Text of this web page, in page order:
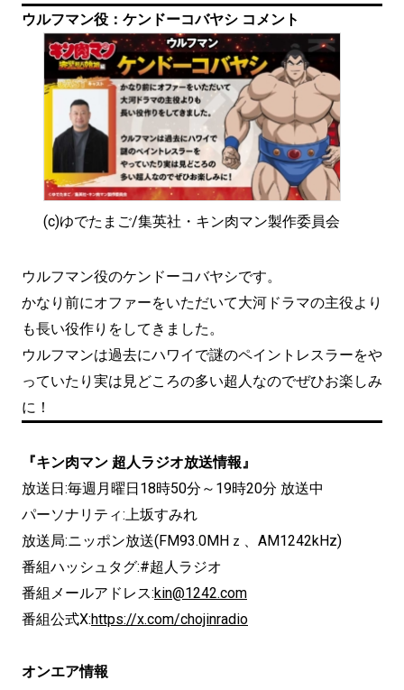
ウルフマン役：ケンドーコバヤシ コメント
(c)ゆでたまご/集英社・キン肉マン製作委員会
ウルフマン役のケンドーコバヤシです。
かなり前にオファーをいただいて大河ドラマの主役より
も長い役作りをしてきました。
ウルフマンは過去にハワイで謎のペイントレスラーをや
っていたり実は見どころの多い超人なのでぜひお楽しみ
に！
『キン肉マン 超人ラジオ放送情報』
放送日:毎週月曜日18時50分～19時20分 放送中
パーソナリティ:上坂すみれ
放送局:ニッポン放送(FM93.0MHｚ、AM1242kHz)
番組ハッシュタグ:#超人ラジオ
番組メールアドレス:kin@1242.com
番組公式X:https://x.com/chojinradio
オンエア情報